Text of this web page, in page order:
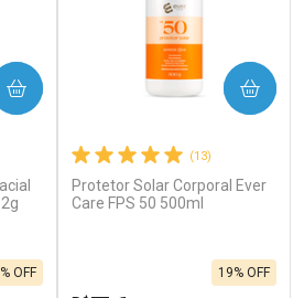
OFF
(13)
Protetor Solar Corporal Ever
Care FPS 50 500ml
19% OFF
COMPRAR